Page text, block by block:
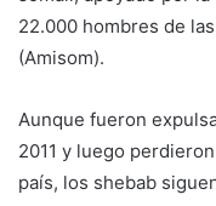
22.000 hombres de
(Amisom).
Aunque fueron
2011 y luego
país, los shebab